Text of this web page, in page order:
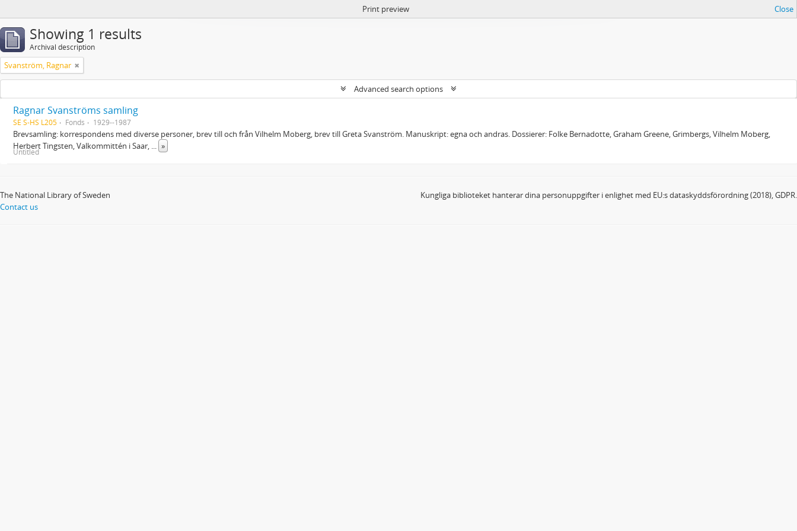
Print preview Close
Showing 1 results
Archival description
Svanström, Ragnar
Advanced search options
Ragnar Svanströms samling
SE S-HS L205 Fonds 1929--1987
Brevsamling: korrespondens med diverse personer, brev till och från Vilhelm Moberg, brev till Greta Svanström. Manuskript: egna och andras. Dossierer: Folke Bernadotte, Graham Greene, Grimbergs, Vilhelm Moberg,
Herbert Tingsten, Valkommittén i Saar, ... »
Untitled
The National Library of Sweden
Contact us
Kungliga biblioteket hanterar dina personuppgifter i enlighet med EU:s dataskyddsförordning (2018), GDPR.